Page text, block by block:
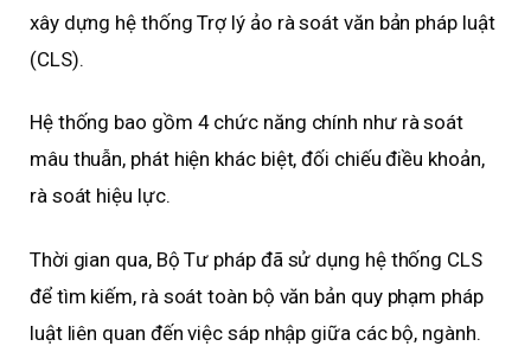
xây dựng hệ thống Trợ lý ảo rà soát văn bản pháp luật
(CLS).
Hệ thống bao gồm 4 chức năng chính như rà soát
mâu thuẫn, phát hiện khác biệt, đối chiếu điều khoản,
rà soát hiệu lực.
Thời gian qua, Bộ Tư pháp đã sử dụng hệ thống CLS
để tìm kiếm, rà soát toàn bộ văn bản quy phạm pháp
luật liên quan đến việc sáp nhập giữa các bộ, ngành.